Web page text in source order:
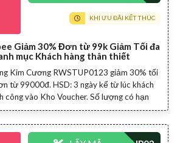
Giảm 30% Đơn từ 99k Giảm Tối đa
mục Khách hàng thân thiết
Kim Cương RWSTUP0123 giảm 30% tối
từ 99000đ. HSD: 3 ngày kể từ lúc khách
công vào Kho Voucher. Số lượng có hạn
KHI ƯU ĐÃI KẾT THÚC